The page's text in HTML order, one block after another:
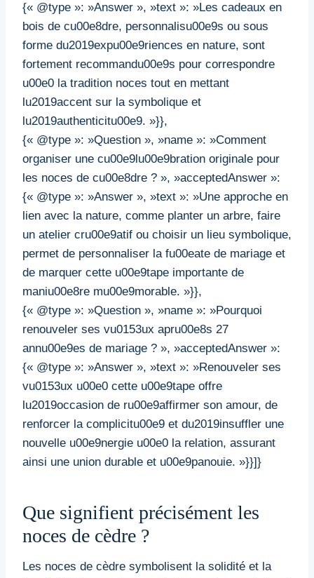
{« @type »: »Answer », »text »: »Les cadeaux en
bois de cu00e8dre, personnalisu00e9s ou sous
forme du2019expu00e9riences en nature, sont
fortement recommandu00e9s pour correspondre
u00e0 la tradition noces tout en mettant
lu2019accent sur la symbolique et
lu2019authenticitu00e9. »}},
{« @type »: »Question », »name »: »Comment
organiser une cu00e9lu00e9bration originale pour
les noces de cu00e8dre ? », »acceptedAnswer »:
{« @type »: »Answer », »text »: »Une approche en
lien avec la nature, comme planter un arbre, faire
un atelier cru00e9atif ou choisir un lieu symbolique,
permet de personnaliser la fu00eate de mariage et
de marquer cette u00e9tape importante de
maniu00e8re mu00e9morable. »}},
{« @type »: »Question », »name »: »Pourquoi
renouveler ses vu0153ux apru00e8s 27
annu00e9es de mariage ? », »acceptedAnswer »:
{« @type »: »Answer », »text »: »Renouveler ses
vu0153ux u00e0 cette u00e9tape offre
lu2019occasion de ru00e9affirmer son amour, de
renforcer la complicitu00e9 et du2019insuffler une
nouvelle u00e9nergie u00e0 la relation, assurant
ainsi une union durable et u00e9panouie. »}}]}
Que signifient précisément les
noces de cèdre ?
Les noces de cèdre symbolisent la solidité et la